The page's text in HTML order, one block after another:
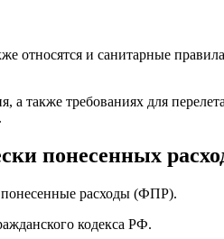
относятся и санитарные
требованиях для
понесенных
понесенные расходы (ФПР).
кодекса РФ.